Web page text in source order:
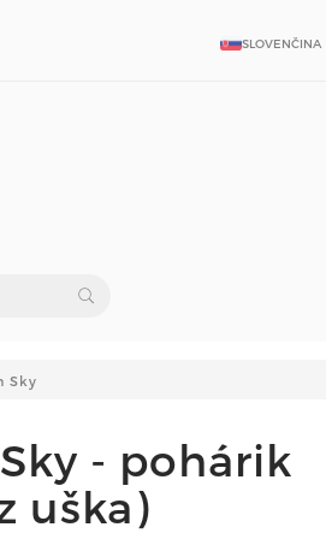
SLOVENČINA
JAZYK
Sky
- pohárik
uška)